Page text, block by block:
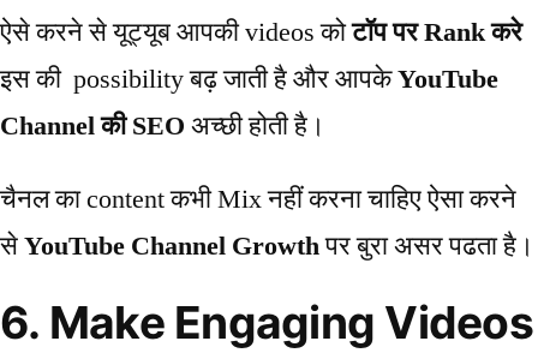
ऐसे करने से यूट्यूब आपकी videos कोटॉप पर Rank करे
इस की possibility बढ़ जाती है और आपकेYouTube
Channel की SEO अच्छी होती है।
चैनल का content कभी Mix नहीं करना चाहिए ऐसा करने
सेYouTube Channel Growthपर बुरा असर पढता है।
6. Make Engaging Videos